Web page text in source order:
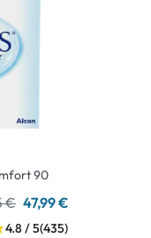
90
€ 47,99 €
4.8 / 5(435)